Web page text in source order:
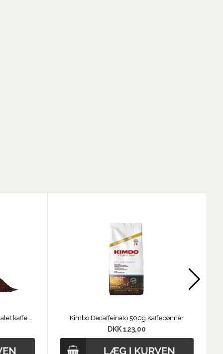
Kimbo Espresso Napoletano formalet kaffe 250g Kimbo Decaffeinato 500g Kaffebønner
DKK 123,00